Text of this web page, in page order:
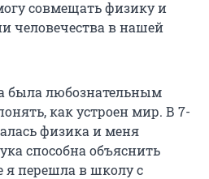
совмещать физику и
человечества в нашей
была любознательным
как устроен мир. В 7-
физика и меня
способна объяснить
перешла в школу с